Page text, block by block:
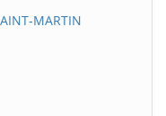
MARTIN